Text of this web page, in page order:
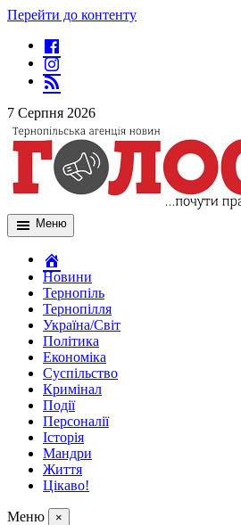
Перейти до контенту
7 Серпня 2026
Меню
Новини
Тернопіль
Тернопілля
Україна/Світ
Політика
Економіка
Суспільство
Кримінал
Події
Персоналії
Історія
Мандри
Життя
Цікаво!
Меню ×